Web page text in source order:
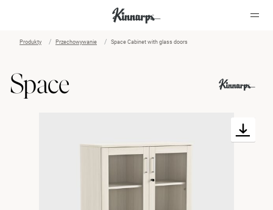
Produkty Przechowywanie Space Cabinet with glass doors
Space